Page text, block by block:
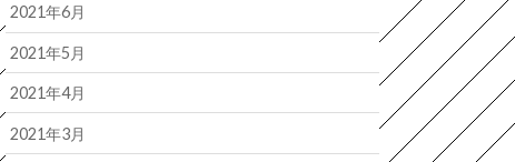
2021年6月
2021年5月
2021年4月
2021年3月